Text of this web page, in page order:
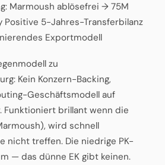
Marmoush ablösefrei → 75M
Positive 5-Jahres-Transferbilanz
Exportmodell
zu
Kein Konzern-Backing,
Geschäftsmodell auf
Funktioniert brillant wenn die
wird schnell
nicht treffen. Die niedrige PK-
— das dünne EK gibt keinen.